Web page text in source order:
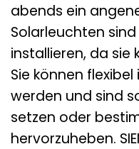
abends ein
Solarleuchten
installieren, da sie
Sie können
werden und sind
setzen oder
hervorzuheben.